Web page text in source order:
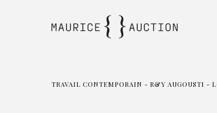
TRAVAIL CONTEMPORAIN - R&Y AUGOUSTI -